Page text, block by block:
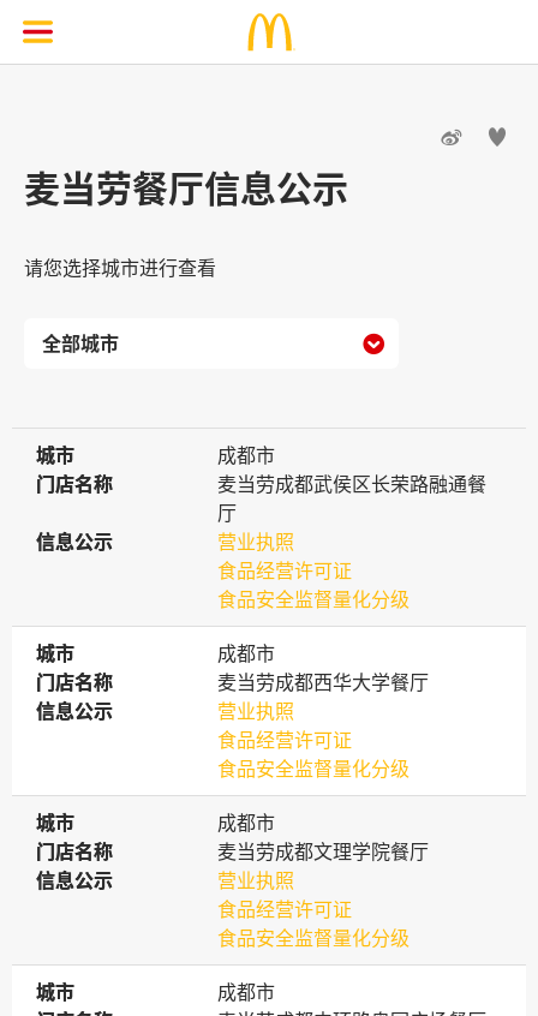
 
麦当劳餐厅信息公示
请您选择城市进行查看

城市
城市
成都市
门店名称
门店名称
麦当劳成都武侯区长荣路融通餐
厅
信息公示
信息公示
营业执照
食品经营许可证
食品安全监督量化分级
城市
城市
成都市
门店名称
门店名称
麦当劳成都西华大学餐厅
信息公示
信息公示
营业执照
食品经营许可证
食品安全监督量化分级
城市
城市
成都市
门店名称
门店名称
麦当劳成都文理学院餐厅
信息公示
信息公示
营业执照
食品经营许可证
食品安全监督量化分级
城市
城市
成都市